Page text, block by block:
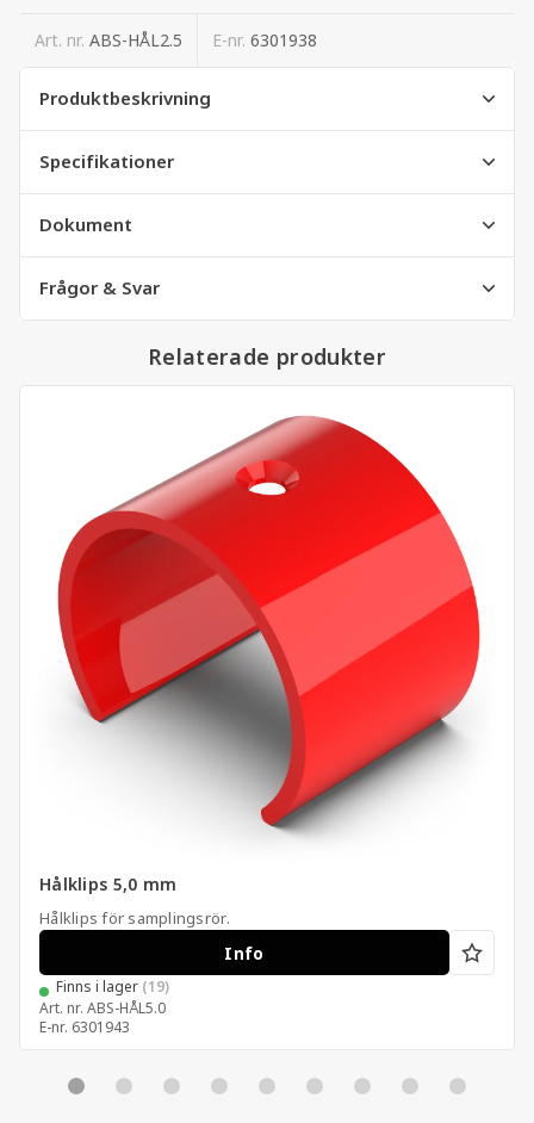
Art. nr. ABS-HÅL2.5 E-nr. 6301938
Produktbeskrivning
Specifikationer
Dokument
Frågor & Svar
Relaterade produkter
Hålklips 5,0 mm
Hålklips för samplingsrör.
Info
Finns i lager (19)
Art. nr. ABS-HÅL5.0
E-nr. 6301943